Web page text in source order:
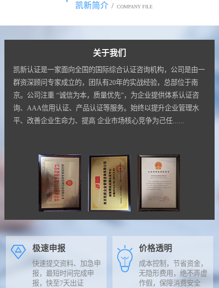
凯新简介 / COMPANY FILE
关于我们
凯新认证是一家面向全国的国际综合认证咨询机构，公司是由一
群资深顾问专家成立的，团队有20年的实战经验，总部位于南
京。公司注重 “诚信为本，质量优先”，为企业提供体系认证咨
询、AAA信用认证、产品认证等服务。始终以提升企业管理水
平、改善企业生命力、提高 企业市场核心竞争为己任......
极速申报
快速提交资料、加急申
报，最短时间完成申
报，快至7天出证
价格透明
成本控制，节省资金，
无隐形费用，绝不弄虚
作假，保障消费安全